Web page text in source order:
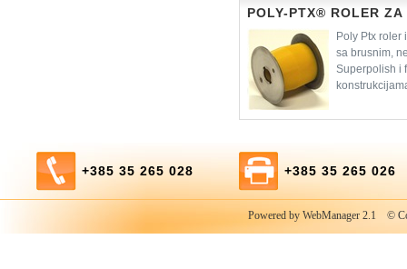
POLY-PTX® ROLER
Poly Ptx
sa brusnim,
Superpolish i
+385 35 265 028 +385 35 265 026
Powered by WebManager 2.1 ©